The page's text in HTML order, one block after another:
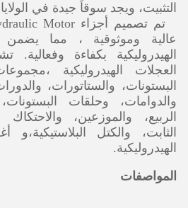
التثبيت، ويجد سوقاً جيدة في
عالية وموثوقية ، مما
الهيدروليكية بكفاءة
العجلات الهيدروليكية
البستونات، والستاتورات،
والدوامات، وحلقات
الربيع، والموزعين، والاحتكاك
الثابت، والكتل
الهيدروليكية.
المواصفات